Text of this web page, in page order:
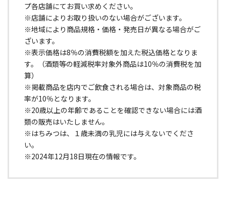
プ各店舗にてお買い求めください。
※店舗によりお取り扱いのない場合がございます。
※地域により商品規格・価格・発売日が異なる場合がご
ざいます。
※表示価格は8％の消費税額を加えた税込価格となりま
す。（酒類等の軽減税率対象外商品は10％の消費税を加
算）
※掲載商品を店内でご飲食される場合は、対象商品の税
率が10％となります。
※20歳以上の年齢であることを確認できない場合には酒
類の販売はいたしません。
※はちみつは、１歳未満の乳児には与えないでくださ
い。
※2024年12月18日現在の情報です。